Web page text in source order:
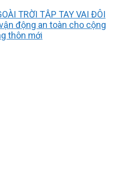
TRỜI TẬP TAY VAI ĐÔI
động an toàn cho cộng
thôn mới